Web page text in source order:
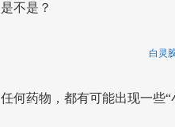
是不是？
白灵
任何药物，都有可能出现一些